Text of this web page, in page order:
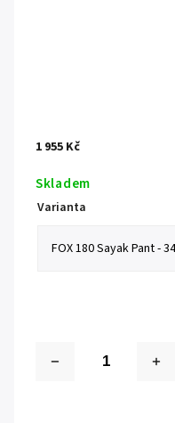
1 955 Kč
Skladem
Varianta